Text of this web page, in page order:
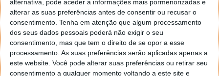
alternativa, pode aceder a informações mais pormenorizadas e
alterar as suas preferências antes de consentir ou recusar o
consentimento. Tenha em atenção que algum processamento
dos seus dados pessoais poderá não exigir o seu
consentimento, mas que tem o direito de se opor a esse
processamento. As suas preferências serão aplicadas apenas a
este website. Você pode alterar suas preferências ou retirar seu
consentimento a qualquer momento voltando a este site e
Vítor M.
@Rui
Tens de encontrar o que te falei. Faz da seguinte maneira,
janela iniciar e no topo dessa janela com o botão direito do
rato faz propriedades. Depois no separador Menu ‘Iniciar’
clica no botão ‘Personalizar’ aí encontrarás no separador